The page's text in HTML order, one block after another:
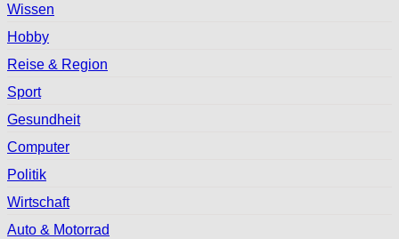
Wissen
Hobby
Reise & Region
Sport
Gesundheit
Computer
Politik
Wirtschaft
Auto & Motorrad